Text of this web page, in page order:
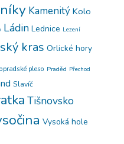
Kamenitý Kolo
Ládin Lednice Lezení
kras Orlické hory
pleso Praděd Přechod
Slavíč
Tišnovsko
Vysoká hole